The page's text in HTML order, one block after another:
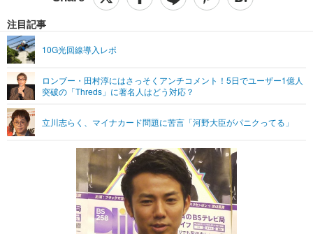
ショッピング その他
エンタメTOP 映画・ドラマ
グラビア
ショッピング その他
ライフTOP
その他
リリース一覧
プッシュ通知の停止方法
注目記事
10G光回線導入レポ
ロンブー・田村淳にはさっそくアンチコメント！5日でユーザー1億人
突破の「Threds」に著名人はどう対応？
立川志らく、マイナカード問題に苦言「河野大臣がパニクってる」